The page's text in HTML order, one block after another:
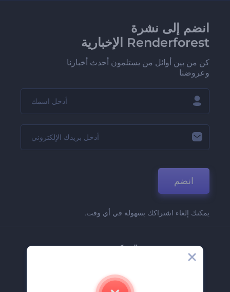
انضم إلى نشرة
Renderforest الإخبارية
كن من بين أوائل من يستلمون أحدث أخبارنا
وعروضنا
انضم
يمكنك إلغاء اشتراكك بسهولة في أي وقت.
الشركة
اتصل بنا